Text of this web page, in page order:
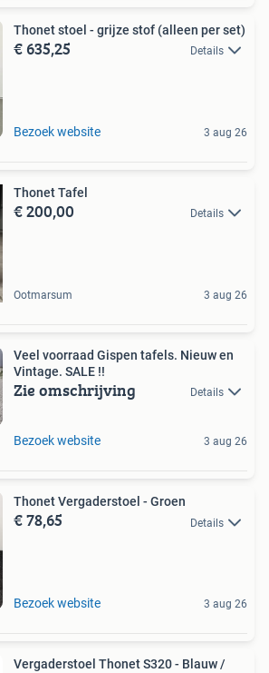
Thonet stoel - grijze stof (alleen per set)
€ 635,25 Details
Bezoek website 3 aug 26
Thonet Tafel
€ 200,00 Details
Ootmarsum 3 aug 26
Veel voorraad Gispen tafels. Nieuw en
Vintage. SALE !!
Zie omschrijving Details
Bezoek website 3 aug 26
Thonet Vergaderstoel - Groen
€ 78,65 Details
Bezoek website 3 aug 26
Vergaderstoel Thonet S320 - Blauw /